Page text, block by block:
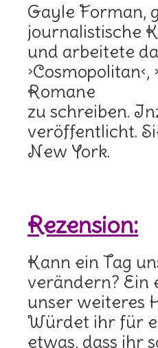
Gayle Forman,
journalistische
und arbeitete
Romane
zu schreiben.
veröffentlicht.
New York.
Rezension:
Kann ein Tag
verändern? Ein
unser weiteres
Würdet ihr für
etwas, dass ihr